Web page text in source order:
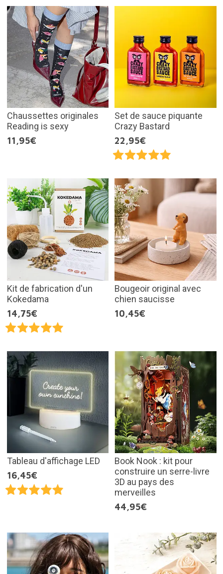
Chaussettes originales
Reading is sexy
11,95€
Set de sauce piquante
Crazy Bastard
22,95€
Kit de fabrication d'un
Kokedama
14,75€
Bougeoir original avec
chien saucisse
10,45€
Tableau d'affichage LED
16,45€
Book Nook : kit pour
construire un serre-livre
3D au pays des
merveilles
44,95€